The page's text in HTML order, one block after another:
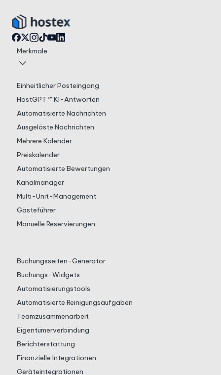
Merkmale
Einheitlicher Posteingang
HostGPT™ KI-Antworten
Automatisierte Nachrichten
Ausgelöste Nachrichten
Mehrere Kalender
Preiskalender
Automatisierte Bewertungen
Kanalmanager
Multi-Unit-Management
Gästeführer
Manuelle Reservierungen
Buchungsseiten-Generator
Buchungs-Widgets
Automatisierungstools
Automatisierte Reinigungsaufgaben
Teamzusammenarbeit
Eigentümerverbindung
Berichterstattung
Finanzielle Integrationen
Geräteintegrationen